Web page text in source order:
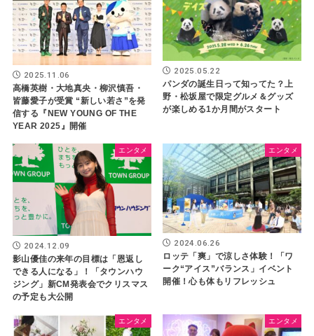
2025.11.06
高橋英樹・大地真央・柳沢慎吾・
皆藤愛子が受賞 “新しい若さ”を発
信する『NEW YOUNG OF THE
YEAR 2025』開催
2025.05.22
パンダの誕生日って知ってた？上
野・松坂屋で限定グルメ＆グッズ
が楽しめる1か月間がスタート
エンタメ
2024.12.09
影山優佳の来年の目標は「恩返し
できる人になる」！「タウンハウ
ジング」新CM発表会でクリスマス
の予定も大公開
エンタメ
2024.06.26
ロッテ「爽」で涼しさ体験！「ワ
ーク“アイス”バランス」イベント
開催！心も体もリフレッシュ
エンタメ エンタメ